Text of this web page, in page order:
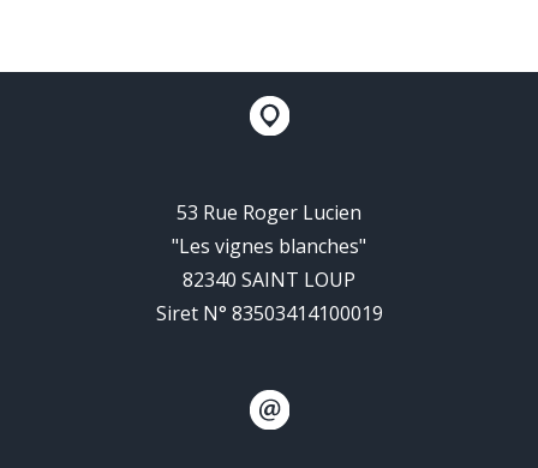
53 Rue Roger Lucien
"Les vignes blanches"
82340 SAINT LOUP
Siret N° 83503414100019